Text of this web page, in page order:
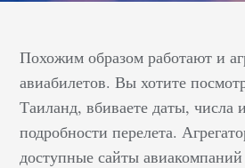
Похожим образом работают и
авиабилетов. Вы хотите
Таиланд, вбиваете даты, числа
подробности перелета.
доступные сайты